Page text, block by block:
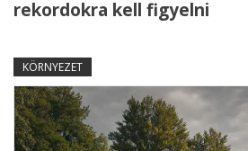
rekordokra kell figyelni
KÖRNYEZET